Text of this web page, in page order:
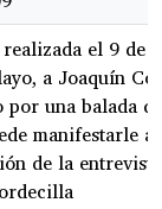
el 9 de
a Joaquín
por una balada
manifestarle
de la